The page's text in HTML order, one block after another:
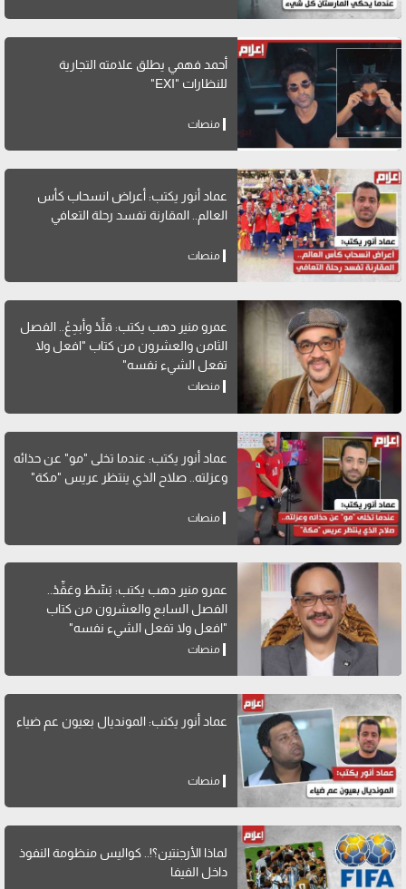
أحمد فهمي يطلق علامته التجارية
للنظارات "EXI"
منصات
عماد أنور يكتب: أعراض انسحاب كأس
العالم.. المقارنة تفسد رحلة التعافي
منصات
عمرو منير دهب يكتب: قلِّدْ وأبدِعْ.. الفصل
الثامن والعشرون من كتاب "افعل ولا
تفعل الشيء نفسه"
منصات
عماد أنور يكتب: عندما تخلى "مو" عن حذائه
وعزلته.. صلاح الذي ينتظر عريس "مكة"
منصات
عمرو منير دهب يكتب: بَسِّطْ وعَقِّدْ..
الفصل السابع والعشرون من كتاب
"افعل ولا تفعل الشيء نفسه"
منصات
عماد أنور يكتب: المونديال بعيون عم ضياء
منصات
لماذا الأرجنتين؟!.. كواليس منظومة النفوذ
داخل الفيفا